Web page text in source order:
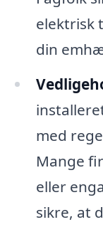
elektrisk
din
med
Mange
eller
sikre, at